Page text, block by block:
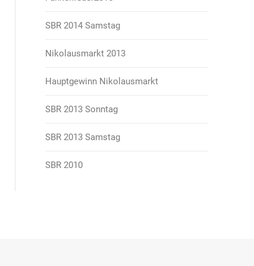
SBR 2014 Samstag
Nikolausmarkt 2013
Hauptgewinn Nikolausmarkt
SBR 2013 Sonntag
SBR 2013 Samstag
SBR 2010